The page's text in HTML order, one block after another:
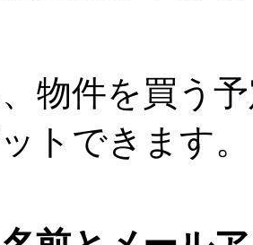
物件を買う
トできます。